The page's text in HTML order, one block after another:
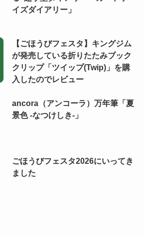
イズダイアリー」
【ごほうびフェスタ】キングジム
が発売している折りたたみブック
クリップ「ツイップ(Twip)」を購
入したのでレビュー
ancora（アンコーラ）万年筆「夏
景色 -なつけしき-」
ごほうびフェスタ2026にいってき
ました